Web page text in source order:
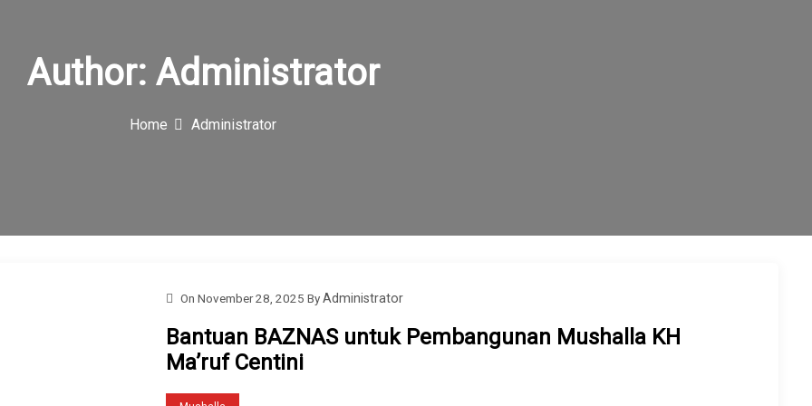
Author: Administrator
Home Administrator
On November 28, 2025 ByAdministrator
Bantuan BAZNAS untuk Pembangunan Mushalla KH
Ma’ruf Centini